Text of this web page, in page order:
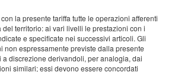
la presente tariffa tutte le operazioni afferenti
territorio: ai vari livelli le prestazioni con i
e specificate nei successivi articoli. Gli
non espressamente previste dalla presente
a discrezione derivandoli, per analogia, dai
similari; essi devono essere concordati